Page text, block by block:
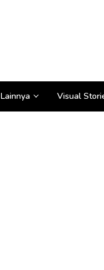
Lainnya Visual